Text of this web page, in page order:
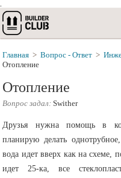
.
Главная > Вопрос - Ответ >
Отопление
Отопление
Вопрос задал: Swither
Друзья нужна помощь в
планирую делать
вода идет вверх как на схеме,
идет 25-ка, все